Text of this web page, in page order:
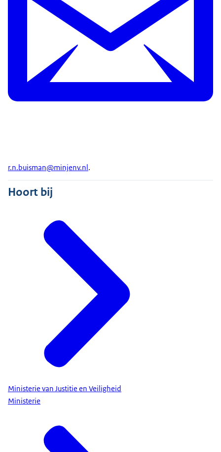
r.n.buisman@minjenv.nl.
Hoort bij
Ministerie van Justitie en Veiligheid
Ministerie